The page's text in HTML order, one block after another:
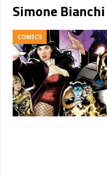
Simone Bianchi
COMICS